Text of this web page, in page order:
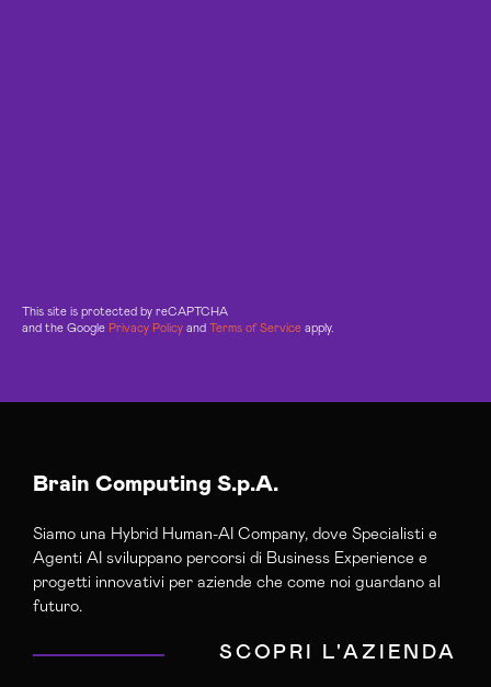
This site is protected by reCAPTCHA
and the Google Privacy Policy and Terms of Service apply.
Brain Computing S.p.A.
Siamo una Hybrid Human-AI Company, dove Specialisti e
Agenti AI sviluppano percorsi di Business Experience e
progetti innovativi per aziende che come noi guardano al
futuro.
SCOPRI L'AZIENDA